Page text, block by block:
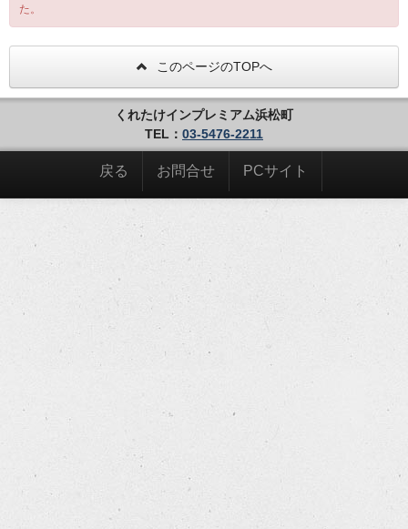
た。
このページのTOPへ
くれたけインプレミアム浜松町
TEL： 03-5476-2211
戻る お問合せ PCサイト